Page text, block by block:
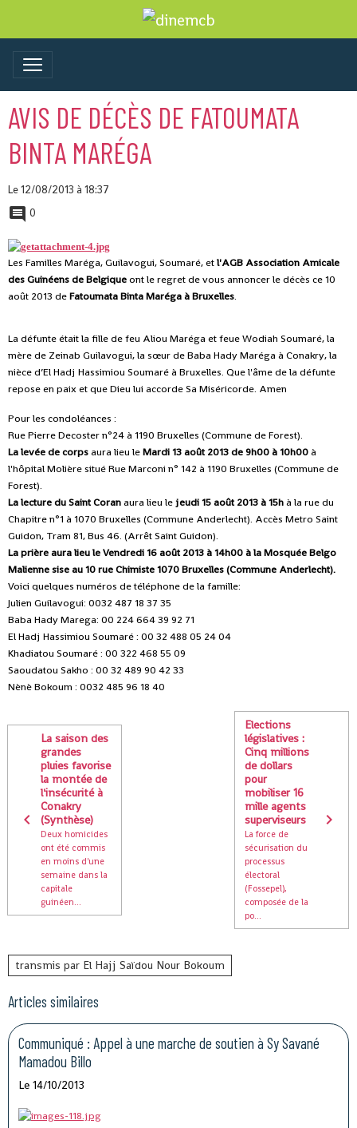
AVIS DE DÉCÈS DE FATOUMATA
BINTA MARÉGA
Le 12/08/2013 à 18:37
0
Les Familles Maréga, Guilavogui, Soumaré, etl'AGB Association Amicale
des Guinéens de Belgiqueont le regret de vous annoncer le décès ce 10
août 2013 deFatoumataBinta Maréga à Bruxelles.
La défunte était la fille de feu Aliou Maréga et feue Wodiah Soumaré, la
mère de Zeinab Guilavogui, la sœur de Baba Hady Maréga à Conakry, la
nièce d’El Hadj Hassimiou Soumaré à Bruxelles. Que l'âme de la défunte
repose en paix et que Dieu lui accorde Sa Miséricorde. Amen
Pour les condoléances :
Rue Pierre Decoster n°24 à 1190 Bruxelles (Commune de Forest).
La levée de corpsaura lieu leMardi 13 août 2013 de 9h00 à 10h00à
l'hôpital Molière situé Rue Marconi n° 142 à 1190 Bruxelles (Commune de
Forest).
La lecture du Saint Coranaura lieu lejeudi 15 août 2013 à 15hà la rue du
Chapitre n°1 à 1070 Bruxelles (Commune Anderlecht). Accès Metro Saint
Guidon, Tram 81, Bus 46. (Arrêt Saint Guidon).
La prière aura lieu le Vendredi 16 août 2013 à 14h00 à la Mosquée Belgo
Malienne sise au 10 rue Chimiste 1070 Bruxelles (Commune Anderlecht).
Voici quelques numéros de téléphone de la famille:
Julien Guilavogui: 0032 487 18 37 35
Baba Hady Marega: 00 224 664 39 92 71
El Hadj Hassimiou Soumaré : 00 32 488 05 24 04
Khadiatou Soumaré : 00 322 468 55 09
Saoudatou Sakho : 00 32 489 90 42 33
Nènè Bokoum : 0032 485 96 18 40
La saison des
grandes
pluies favorise
la montée de
l'insécurité à
Conakry
(Synthèse)
Deux homicides
ont été commis
en moins d'une
semaine dans la
capitale
guinéen...
Elections
législatives :
Cinq millions
de dollars
pour
mobiliser 16
mille agents
superviseurs
La force de
sécurisation du
processus
électoral
(Fossepel),
composée de la
po...
transmis par El Hajj Saïdou Nour Bokoum
Articles similaires
Communiqué : Appel à une marche de soutien à Sy Savané
Mamadou Billo
Le 14/10/2013